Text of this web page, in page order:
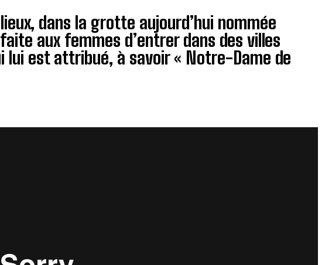
dans la grotte aujourd’hui nommée
aux femmes d’entrer dans des villes
lui est attribué, à savoir « Notre-Dame de